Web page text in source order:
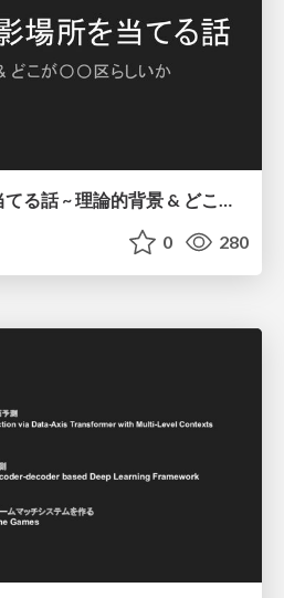
画像から撮影場所を当てる話 ~ 理論的背景 & どこが〇〇区らしいか ~
0 280